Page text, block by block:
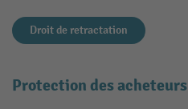
Droit de retractation
Protection des acheteurs